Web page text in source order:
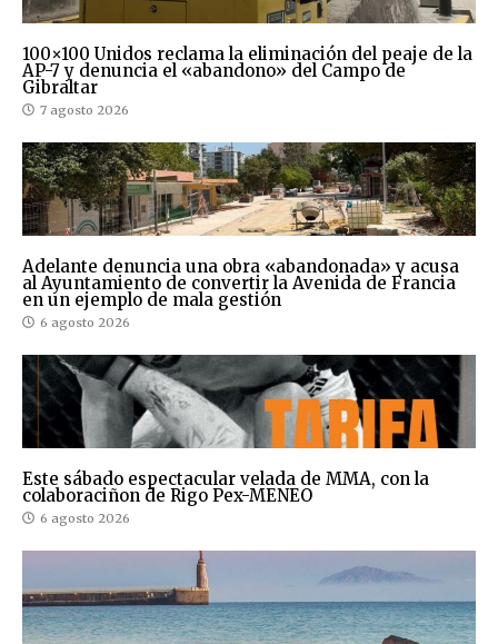
100×100 Unidos reclama la eliminación del peaje de la
AP-7 y denuncia el «abandono» del Campo de
Gibraltar
7 agosto 2026
Adelante denuncia una obra «abandonada» y acusa
al Ayuntamiento de convertir la Avenida de Francia
en un ejemplo de mala gestión
6 agosto 2026
Este sábado espectacular velada de MMA, con la
colaboraciñon de Rigo Pex-MENEO
6 agosto 2026